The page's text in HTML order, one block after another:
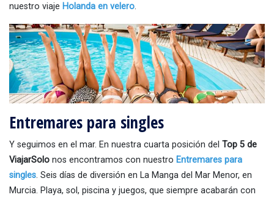
nuestro viaje Holanda en velero.
Entremares para singles
Y seguimos en el mar. En nuestra cuarta posición del Top 5 de
ViajarSolo nos encontramos con nuestro Entremares para
singles. Seis días de diversión en La Manga del Mar Menor, en
Murcia. Playa, sol, piscina y juegos, que siempre acabarán con